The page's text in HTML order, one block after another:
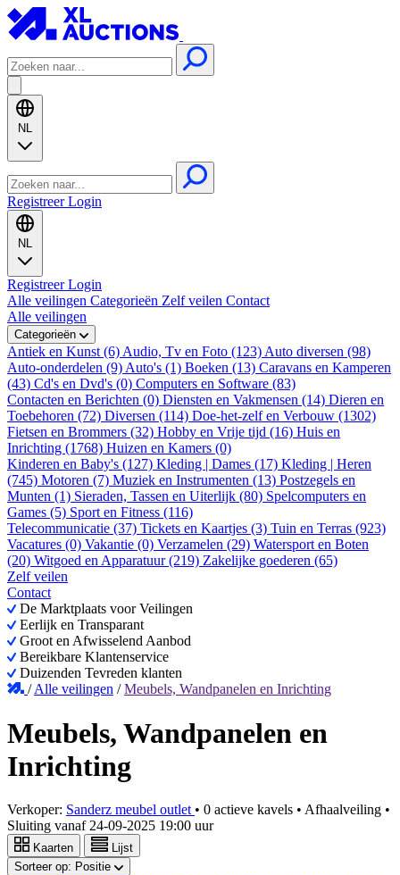
NL
RegistreerLogin
NL
RegistreerLogin
Alle veilingen Categorieën Zelf veilen Contact
Alle veilingen
Categorieën
Antiek en Kunst (6) Audio, Tv en Foto (123) Auto diversen (98)
Auto-onderdelen (9) Auto's (1) Boeken (13) Caravans en Kamperen
(43) Cd's en Dvd's (0) Computers en Software (83)
Contacten en Berichten (0) Diensten en Vakmensen (14) Dieren en
Toebehoren (72) Diversen (114) Doe-het-zelf en Verbouw (1302)
Fietsen en Brommers (32) Hobby en Vrije tijd (16) Huis en
Inrichting (1768) Huizen en Kamers (0)
Kinderen en Baby's (127) Kleding | Dames (17) Kleding | Heren
(745) Motoren (7) Muziek en Instrumenten (13) Postzegels en
Munten (1) Sieraden, Tassen en Uiterlijk (80) Spelcomputers en
Games (5) Sport en Fitness (116)
Telecommunicatie (37) Tickets en Kaartjes (3) Tuin en Terras (923)
Vacatures (0) Vakantie (0) Verzamelen (29) Watersport en Boten
(20) Witgoed en Apparatuur (219) Zakelijke goederen (65)
Zelf veilen
Contact
De Marktplaats voor Veilingen
Eerlijk en Transparant
Groot en Afwisselend Aanbod
Bereikbare Klantenservice
Duizenden Tevreden klanten
/Alle veilingen /Meubels, Wandpanelen en Inrichting
Meubels, Wandpanelen en
Inrichting
Verkoper: Sanderz meubel outlet • 0 actieve kavels • Afhaalveiling •
Sluiting vanaf 24-09-2025 19:00 uur
Kaarten
Lijst
Sorteer op: Positie